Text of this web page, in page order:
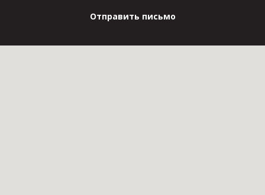
Отправить письмо